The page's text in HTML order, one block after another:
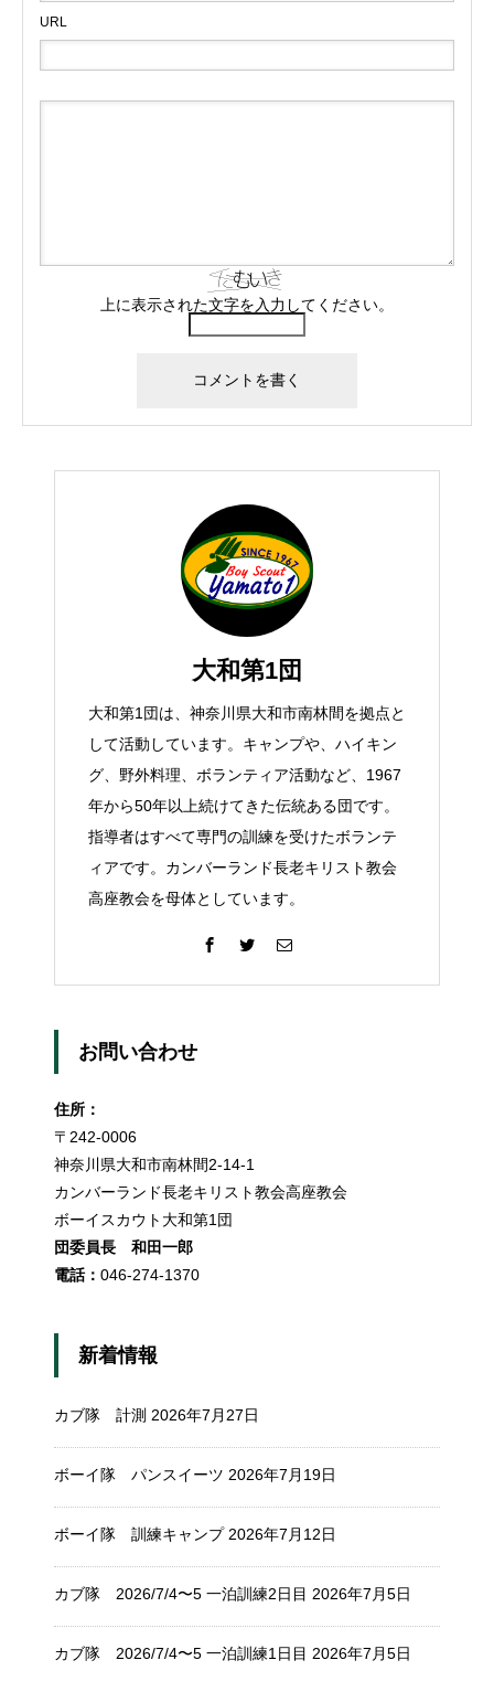
URL
上に表示された文字を入力してください。
大和第1団
大和第1団は、神奈川県大和市南林間を拠点と
して活動しています。キャンプや、ハイキン
グ、野外料理、ボランティア活動など、1967
年から50年以上続けてきた伝統ある団です。
指導者はすべて専門の訓練を受けたボランテ
ィアです。カンバーランド長老キリスト教会
高座教会を母体としています。
お問い合わせ
住所：
〒242-0006
神奈川県大和市南林間2-14-1
カンバーランド長老キリスト教会高座教会
ボーイスカウト大和第1団
団委員長 和田一郎
電話： 046-274-1370
新着情報
カブ隊 計測 2026年7月27日
ボーイ隊 パンスイーツ 2026年7月19日
ボーイ隊 訓練キャンプ 2026年7月12日
カブ隊 2026/7/4〜5 一泊訓練2日目 2026年7月5日
カブ隊 2026/7/4〜5 一泊訓練1日目 2026年7月5日